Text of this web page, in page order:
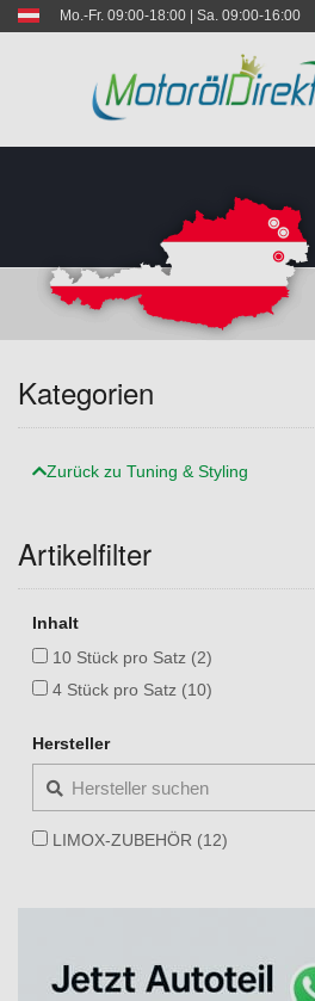
Mo.-Fr. 09:00-18:00 | Sa. 09:00-16:00
Kategorien
Zurück zu Tuning & Styling
Artikelfilter
Inhalt
10 Stück pro Satz (2)
4 Stück pro Satz (10)
Hersteller
LIMOX-ZUBEHÖR (12)